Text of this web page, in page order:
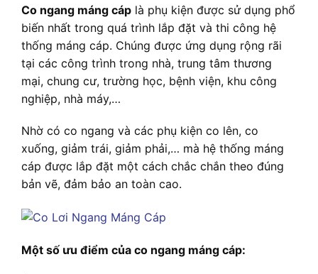
Co ngang máng cáp là phụ kiện được sử dụng phổ
biến nhất trong quá trình lắp đặt và thi công hệ
thống máng cáp. Chúng được ứng dụng rộng rãi
tại các công trình trong nhà, trung tâm thương
mại, chung cư, trường học, bệnh viện, khu công
nghiệp, nhà máy,…
Nhờ có co ngang và các phụ kiện co lên, co
xuống, giảm trái, giảm phải,… mà hệ thống máng
cáp được lắp đặt một cách chắc chắn theo đúng
bản vẽ, đảm bảo an toàn cao.
Một số ưu điểm của co ngang máng cáp: